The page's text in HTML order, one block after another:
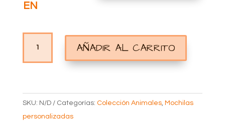
EN
MOCHILA
PERSONALIZADA
GATOS
AÑADIR AL CARRITO
SKU: N/D Categorías: Colección Animales, Mochilas
personalizadas